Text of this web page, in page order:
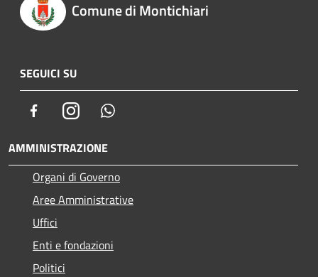
Comune di Montichiari
SEGUICI SU
FacebookInstagram
AMMINISTRAZIONE
Organi di Governo
Aree Amministrative
Uffici
Enti e fondazioni
Politici